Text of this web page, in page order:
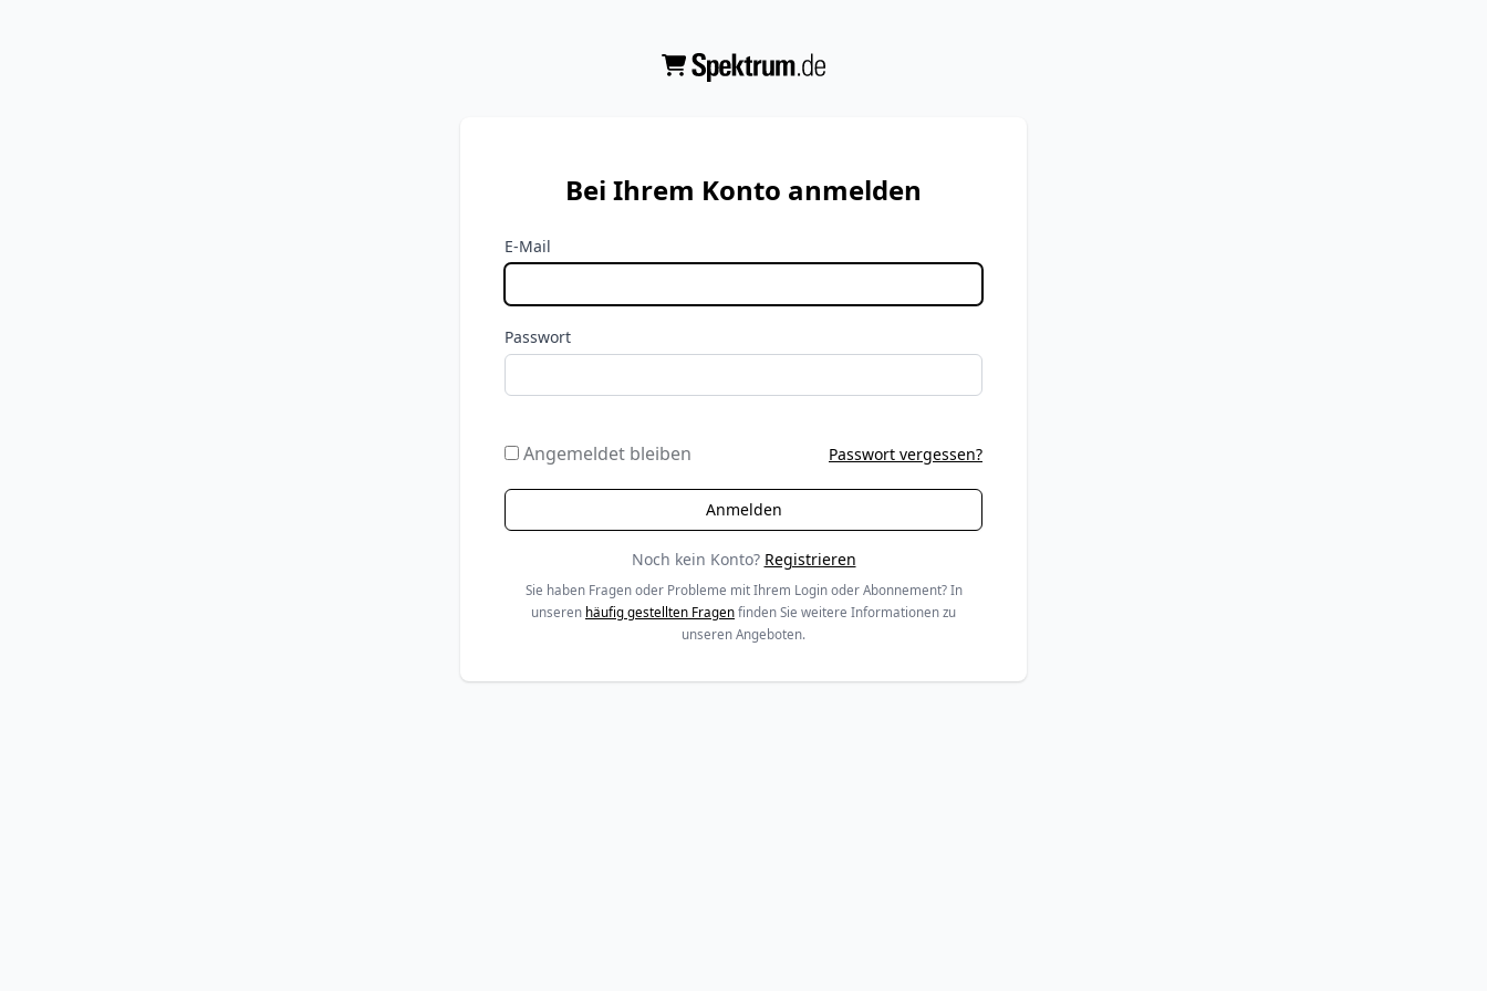
Bei Ihrem Konto anmelden
E-Mail
Passwort
Angemeldet bleiben Passwort vergessen?
Noch kein Konto? Registrieren
Sie haben Fragen oder Probleme mit Ihrem Login oder Abonnement? In
unseren häufig gestellten Fragen finden Sie weitere Informationen zu
unseren Angeboten.